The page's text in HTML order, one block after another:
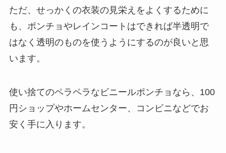
ただ、せっかくの衣装の見栄えをよくするために
も、ポンチョやレインコートはできれば半透明で
はなく 透明のものを使うようにするのが良いと思
います。
使い捨てのペラペラなビニールポンチョなら、100
円ショップやホームセンター、コンビニなどでお
安く手に入ります。